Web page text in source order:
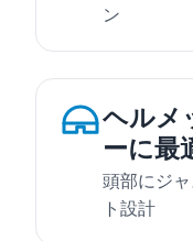
ン
ヘルメ
ーに最
頭部にジ
ト設計